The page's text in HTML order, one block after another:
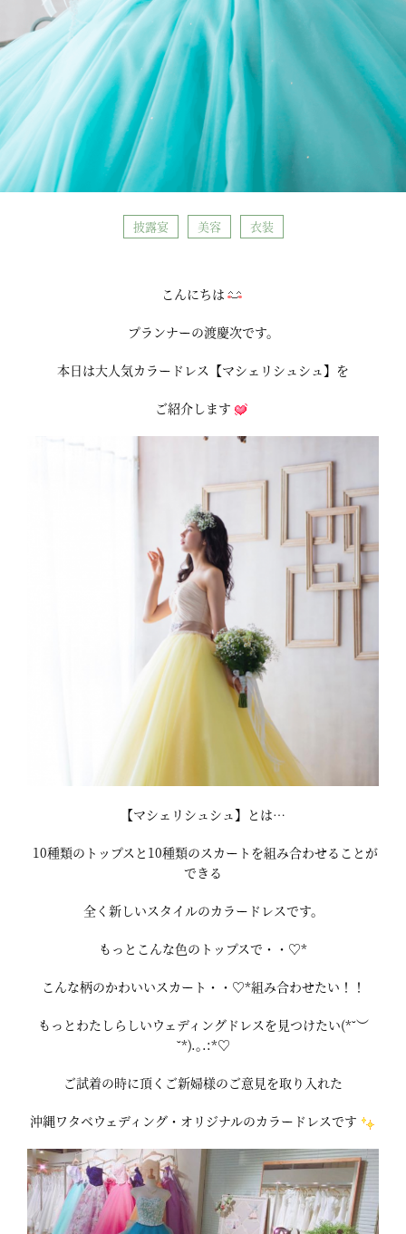
披露宴 美容 衣装
こんにちは
プランナーの渡慶次です。
本日は大人気カラードレス【マシェリシュシュ】を
ご紹介します
【マシェリシュシュ】とは…
10種類のトップスと10種類のスカートを組み合わせることが
できる
全く新しいスタイルのカラードレスです。
もっとこんな色のトップスで・・♡*
こんな柄のかわいいスカート・・♡*組み合わせたい！！
もっとわたしらしいウェディングドレスを見つけたい(*˘︶
˘*).｡.:*♡
ご試着の時に頂くご新婦様のご意見を取り入れた
沖縄ワタベウェディング・オリジナルのカラードレスです